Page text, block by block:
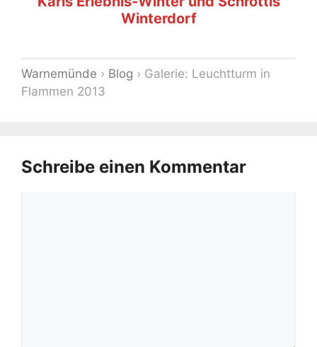
Winterdorf
Warnemünde › Blog › Galerie: Leuchtturm in
Flammen 2013
Schreibe einen Kommentar